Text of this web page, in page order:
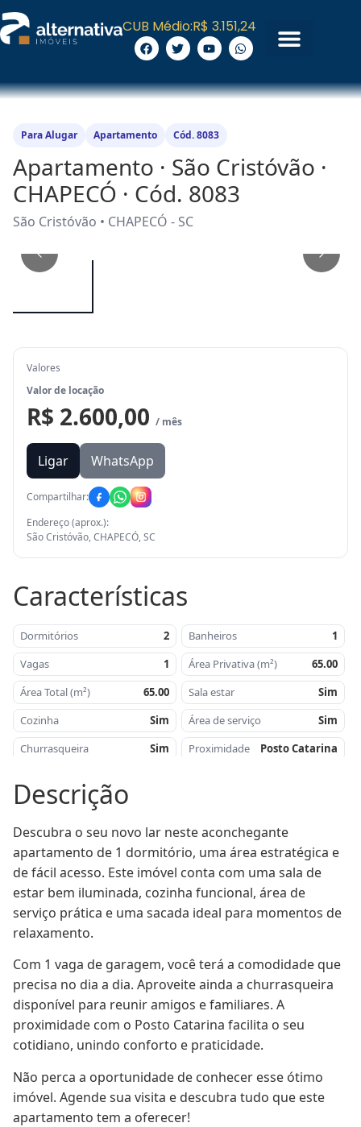
CUB Médio:R$ 3.151,24
Para Alugar Apartamento Cód. 8083
Apartamento · São Cristóvão ·
CHAPECÓ · Cód. 8083
São Cristóvão • CHAPECÓ - SC
Valores
Valor de locação
R$ 2.600,00 / mês
Ligar WhatsApp
Compartilhar:
Endereço (aprox.):
São Cristóvão, CHAPECÓ, SC
Características
Dormitórios 2 Banheiros
1
Vagas
1 Área Privativa (m²)
65.00
Área Total (m²)
65.00 Sala estar
Sim
Cozinha
Sim Área de serviço
Sim
Churrasqueira
Sim Proximidade
Posto Catarina
Elevador
Descrição
Descubra o seu novo lar neste aconchegante
apartamento de 1 dormitório, uma área estratégica e
de fácil acesso. Este imóvel conta com uma sala de
estar bem iluminada, cozinha funcional, área de
serviço prática e uma sacada ideal para momentos de
relaxamento.
Com 1 vaga de garagem, você terá a comodidade que
precisa no dia a dia. Aproveite ainda a churrasqueira
disponível para reunir amigos e familiares. A
proximidade com o Posto Catarina facilita o seu
cotidiano, unindo conforto e praticidade.
Não perca a oportunidade de conhecer esse ótimo
imóvel. Agende sua visita e descubra tudo que este
apartamento tem a oferecer!